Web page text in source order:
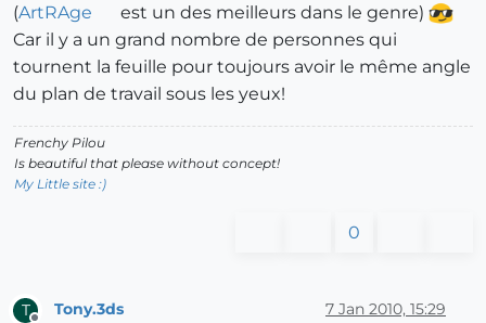
(ArtRAge
est un des meilleurs dans le genre)
Car il y a un grand nombre de personnes qui
tournent la feuille pour toujours avoir le même angle
du plan de travail sous les yeux!
Frenchy Pilou
Is beautiful that please without concept!
My Little site :)
0
T Tony.3ds 7 Jan 2010, 15:29